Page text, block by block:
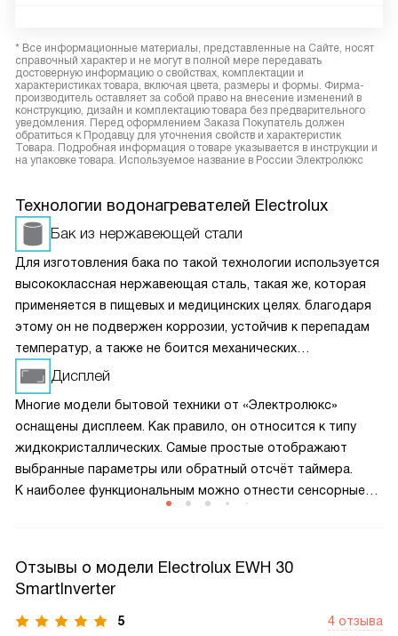
* Все информационные материалы, представленные на Сайте, носят
справочный характер и не могут в полной мере передавать
достоверную информацию о свойствах, комплектации и
характеристиках товара, включая цвета, размеры и формы. Фирма-
производитель оставляет за собой право на внесение изменений в
конструкцию, дизайн и комплектацию товара без предварительного
уведомления. Перед оформлением Заказа Покупатель должен
обратиться к Продавцу для уточнения свойств и характеристик
Товара. Подробная информация о товаре указывается в инструкции и
на упаковке товара. Используемое название в России Электролюкс
Технологии водонагревателей Electrolux
Бак из нержавеющей стали
Для изготовления бака по такой технологии используется
высококлассная нержавеющая сталь, такая же, которая
применяется в пищевых и медицинских целях. благодаря
этому он не подвержен коррозии, устойчив к перепадам
температур, а также не боится механических
воздействий. то позволило продлить срок службы
прибора и усилить его надежность.
Дисплей
Многие модели бытовой техники от «Электролюкс»
оснащены дисплеем. Как правило, он относится к типу
жидкокристаллических. Самые простые отображают
выбранные параметры или обратный отсчёт таймера.
К наиболее функциональным можно отнести сенсорные
Отзывы о модели Electrolux EWH 30
SmartInverter
5 4 отзыва